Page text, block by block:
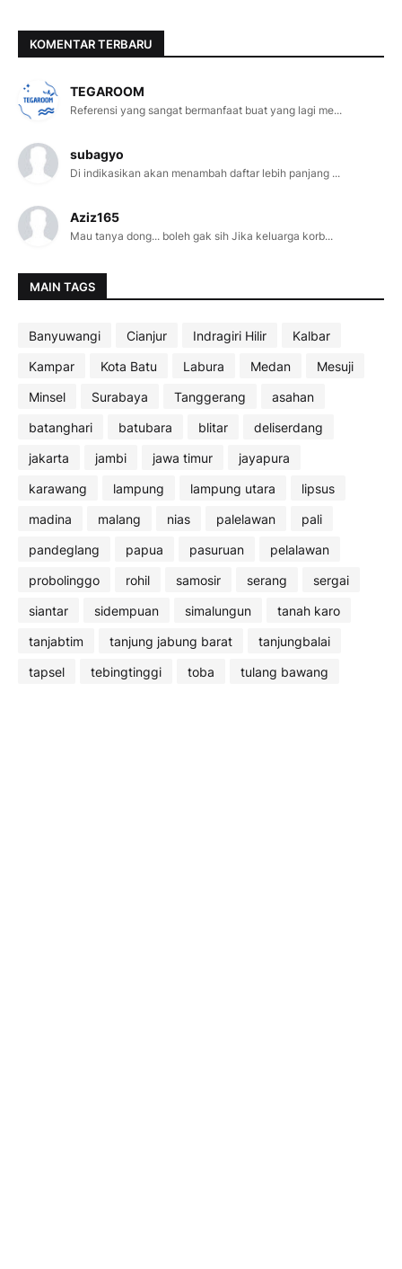
KOMENTAR TERBARU
TEGAROOM
Referensi yang sangat bermanfaat buat yang lagi me...
subagyo
Di indikasikan akan menambah daftar lebih panjang ...
Aziz165
Mau tanya dong... boleh gak sih Jika keluarga korb...
MAIN TAGS
Banyuwangi Cianjur Indragiri Hilir
Kalbar
Kampar
Kota Batu Labura Medan
Mesuji
Minsel
Surabaya Tanggerang
asahan
batanghari
batubara blitar
deliserdang
jakarta
jambi jawa timur
jayapura
karawang
lampung lampung utara
lipsus
madina
malang nias palelawan
pali
pandeglang
papua pasuruan
pelalawan
probolinggo
rohil samosir serang
sergai
siantar
sidempuan simalungun
tanah karo
tanjabtim
tanjung jabung barat
tanjungbalai
tapsel
tebingtinggi toba tulang bawang